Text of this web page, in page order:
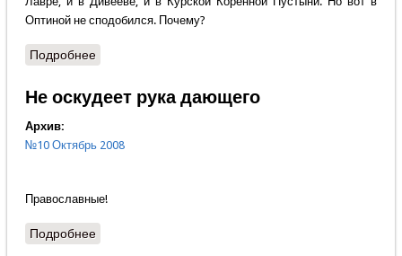
Оптиной не сподобился. Почему?
Подробнеео Владимир Хрусталёв - К святыне с покаянием
Не оскудеет рука дающего
Архив:
№10 Октябрь 2008
Православные!
Подробнеео Не оскудеет рука дающего